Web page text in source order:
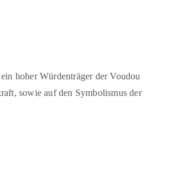
hoher Würdenträger der Voudou
sowie auf den Symbolismus der